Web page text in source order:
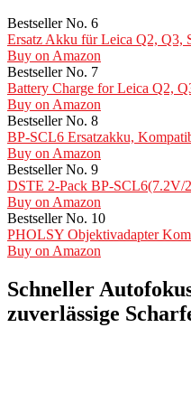
Bestseller No. 6
Ersatz Akku für Leica Q2, Q3,
Buy on Amazon
Bestseller No. 7
Battery Charge for Leica Q2,
Buy on Amazon
Bestseller No. 8
BP-SCL6 Ersatzakku,
Buy on Amazon
Bestseller No. 9
DSTE 2-Pack BP-
Buy on Amazon
Bestseller No. 10
PHOLSY Objektivadapter
Buy on Amazon
Schneller
zuverlässige